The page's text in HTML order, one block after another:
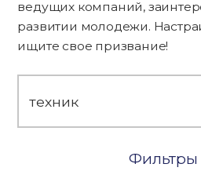
ведущих компаний,
развитии молодежи.
ищите свое призвание!
Фильтры